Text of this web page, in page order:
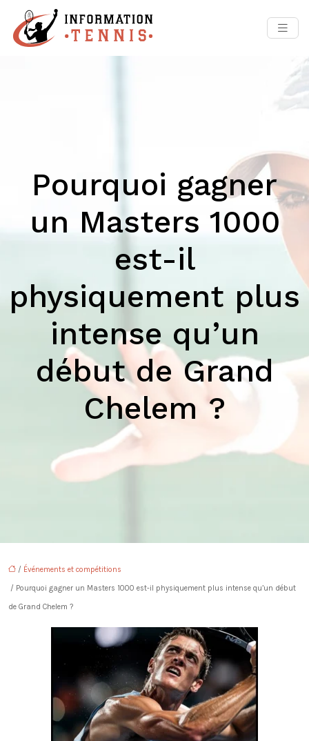
Pourquoi gagner
un Masters 1000
est-il
physiquement plus
intense qu’un
début de Grand
Chelem ?
/ Événements et compétitions
/ Pourquoi gagner un Masters 1000 est-il physiquement plus intense qu’un début
de Grand Chelem ?